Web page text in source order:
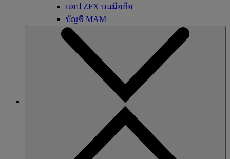
แอป ZFX บนมือถือ
บัญชี MAM